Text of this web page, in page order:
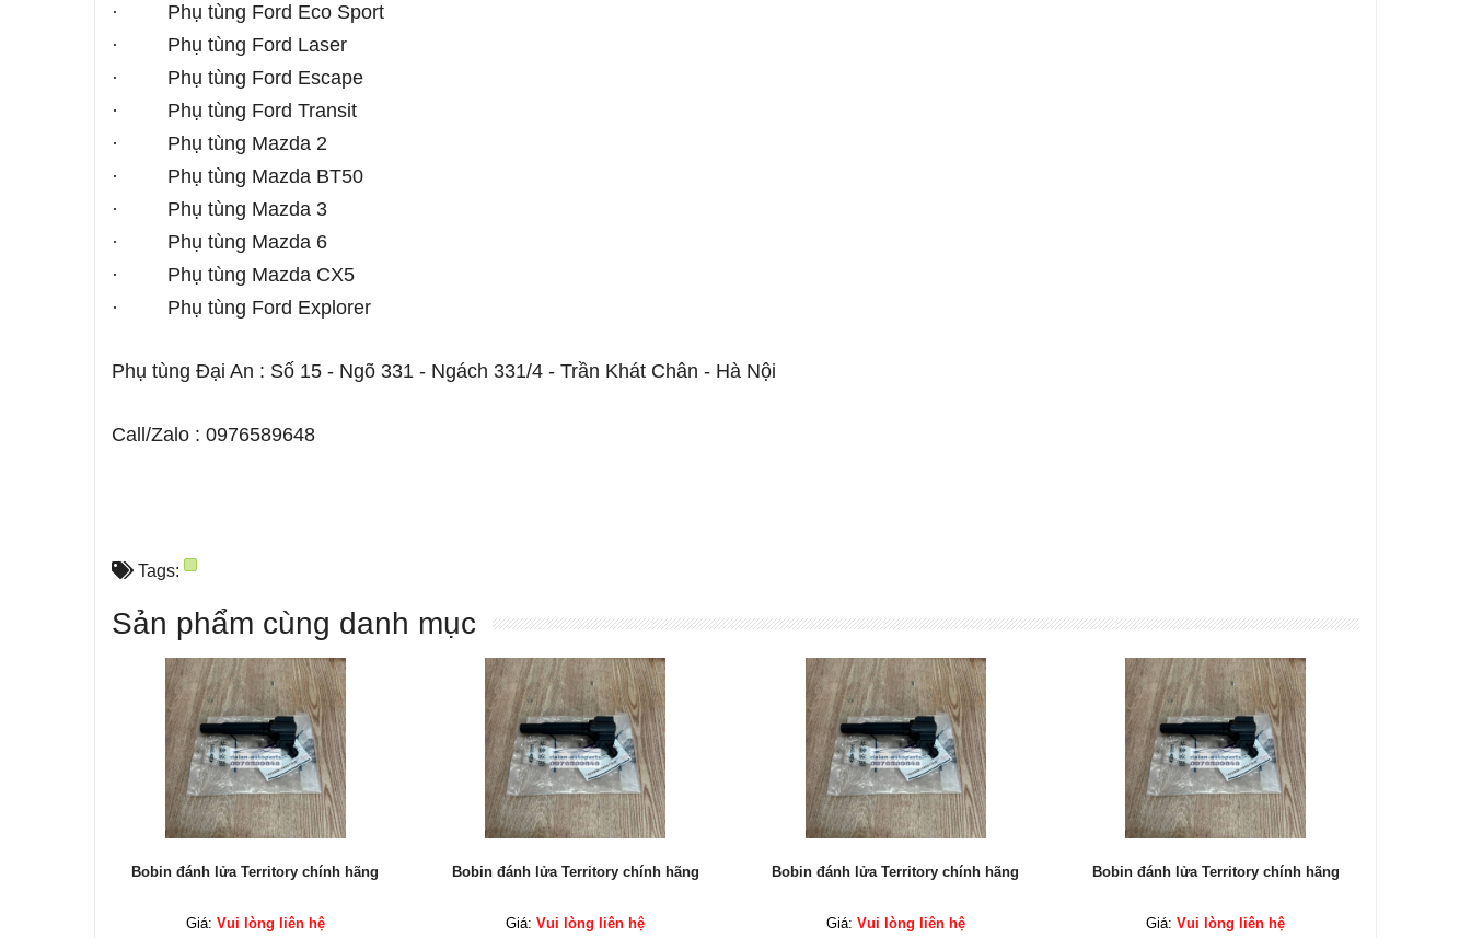
· Phụ tùng Ford Eco Sport
· Phụ tùng Ford Laser
· Phụ tùng Ford Escape
· Phụ tùng Ford Transit
· Phụ tùng Mazda 2
· Phụ tùng Mazda BT50
· Phụ tùng Mazda 3
· Phụ tùng Mazda 6
· Phụ tùng Mazda CX5
· Phụ tùng Ford Explorer
Phụ tùng Đại An : Số 15 - Ngõ 331 - Ngách 331/4 - Trần Khát Chân - Hà Nội
Call/Zalo : 0976589648
Tags:
Sản phẩm cùng danh mục
Bobin đánh lửa Territory chính hãng
Giá: Vui lòng liên hệ
Bobin đánh lửa Territory chính hãng
Giá:Vui lòng liên hệ
Bobin đánh lửa Territory chính hãng
Giá: Vui lòng liên hệ
Bobin đánh lửa Territory chính hãng
Giá:Vui lòng liên hệ